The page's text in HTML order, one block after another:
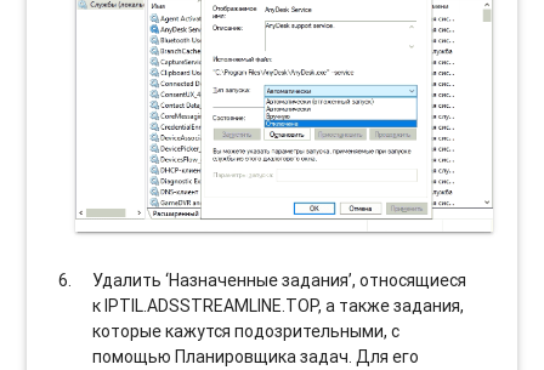
Удалить ‘Назначенные задания’, относящиеся
к IPTIL.ADSSTREAMLINE.TOP, а также задания,
которые кажутся подозрительными, с
помощью Планировщика задач. Для его